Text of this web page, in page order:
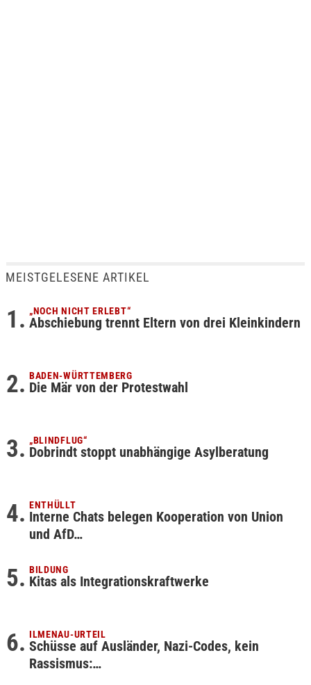
MEISTGELESENE ARTIKEL
„NOCH NICHT ERLEBT“
Abschiebung trennt Eltern von drei Kleinkindern
BADEN-WÜRTTEMBERG
Die Mär von der Protestwahl
„BLINDFLUG“
Dobrindt stoppt unabhängige Asylberatung
ENTHÜLLT
Interne Chats belegen Kooperation von Union
und AfD…
BILDUNG
Kitas als Integrationskraftwerke
ILMENAU-URTEIL
Schüsse auf Ausländer, Nazi-Codes, kein
Rassismus:…